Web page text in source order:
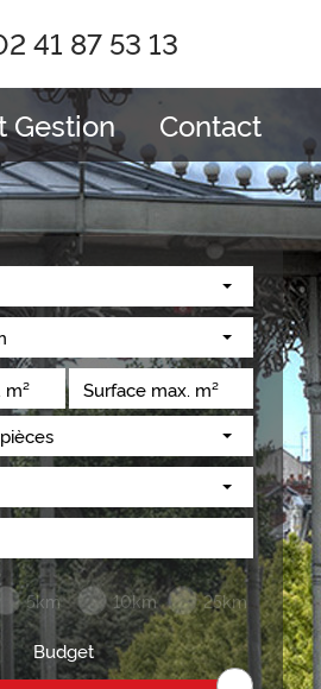
41 87 53 13
Gestion Contact
5km 10km 25km
Budget